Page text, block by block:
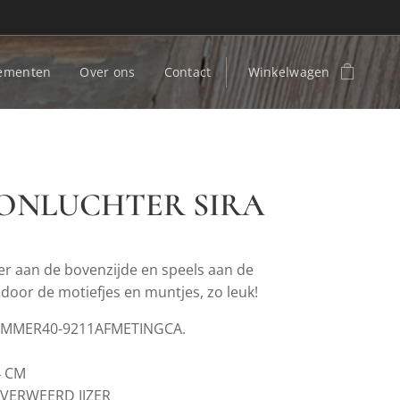
Over ons Contact Winkelwagen
SIRA
aan de bovenzijde en speels aan de
de motiefjes en muntjes, zo leuk!
9211AFMETINGCA.
CM
IJZER